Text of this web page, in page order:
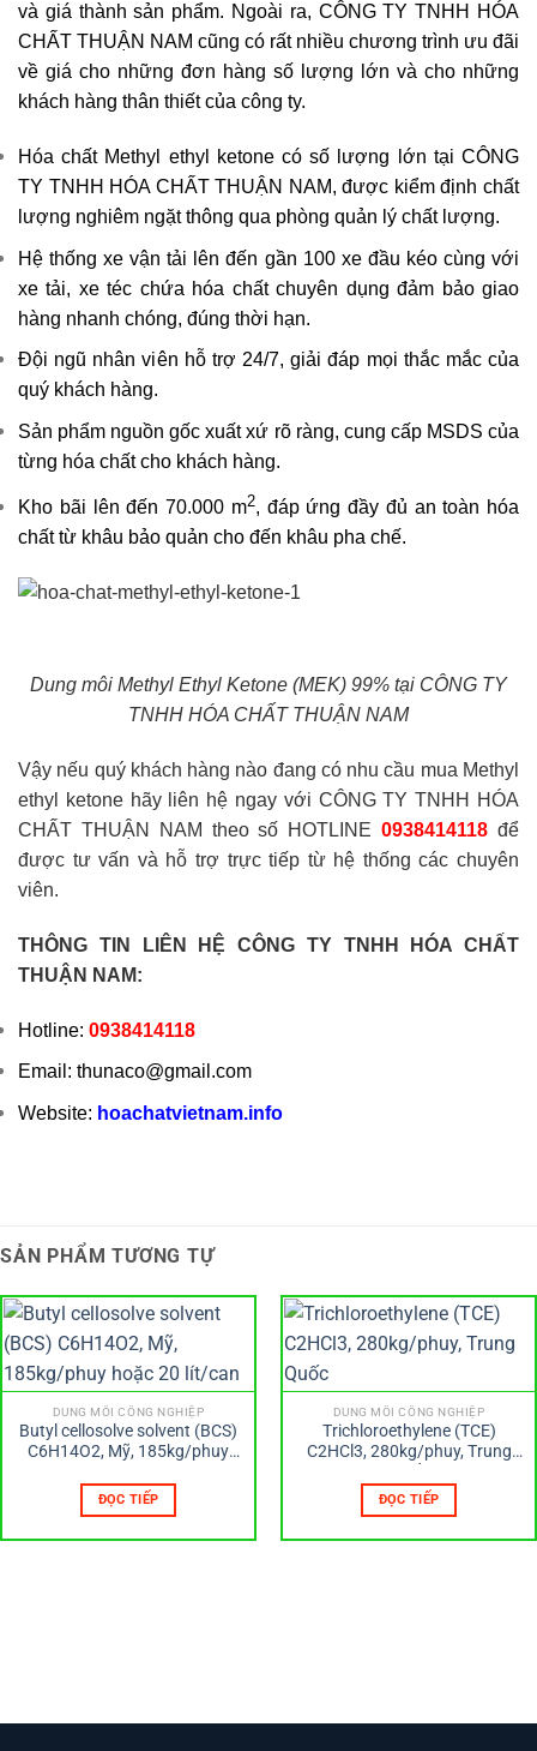
và giá thành sản phẩm. Ngoài ra, CÔNG TY TNHH HÓA
CHẤT THUẬN NAM cũng có rất nhiều chương trình ưu đãi
về giá cho những đơn hàng số lượng lớn và cho những
khách hàng thân thiết của công ty.
Hóa chất Methyl ethyl ketone có số lượng lớn tại CÔNG
TY TNHH HÓA CHẤT THUẬN NAM, được kiểm định chất
lượng nghiêm ngặt thông qua phòng quản lý chất lượng.
Hệ thống xe vận tải lên đến gần 100 xe đầu kéo cùng với
xe tải, xe téc chứa hóa chất chuyên dụng đảm bảo giao
hàng nhanh chóng, đúng thời hạn.
Đội ngũ nhân viên hỗ trợ 24/7, giải đáp mọi thắc mắc của
quý khách hàng.
Sản phẩm nguồn gốc xuất xứ rõ ràng, cung cấp MSDS của
từng hóa chất cho khách hàng.
Kho bãi lên đến 70.000 m2, đáp ứng đầy đủ an toàn hóa
chất từ khâu bảo quản cho đến khâu pha chế.
Dung môi Methyl Ethyl Ketone (MEK) 99% tại CÔNG TY
TNHH HÓA CHẤT THUẬN NAM
Vậy nếu quý khách hàng nào đang có nhu cầu mua Methyl
ethyl ketone hãy liên hệ ngay với CÔNG TY TNHH HÓA
CHẤT THUẬN NAM theo số HOTLINE0938414118 để
được tư vấn và hỗ trợ trực tiếp từ hệ thống các chuyên
viên.
THÔNG TIN LIÊN HỆ CÔNG TY TNHH HÓA CHẤT
THUẬN NAM:
Hotline: 0938414118
Email: thunaco@gmail.com
Website: hoachatvietnam.info
SẢN PHẨM TƯƠNG TỰ
DUNG MÔI CÔNG NGHIỆP
Butyl cellosolve solvent (BCS)
C6H14O2, Mỹ, 185kg/phuy
ĐỌC TIẾP
DUNG MÔI CÔNG NGHIỆP
Trichloroethylene (TCE)
C2HCl3, 280kg/phuy, Trung
ĐỌC TIẾP